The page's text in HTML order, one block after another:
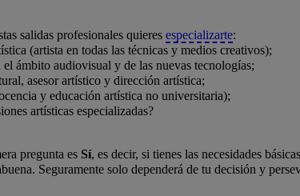
salidas profesionales quieres especializarte:
(artista en todas las técnicas y medios creativos);
el ámbito audiovisual y de las nuevas tecnologías;
asesor artístico y dirección artística;
y educación artística no universitaria);
artísticas especializadas?
pregunta es Sí, es decir, si tienes las necesidades
Seguramente solo dependerá de tu decisión y